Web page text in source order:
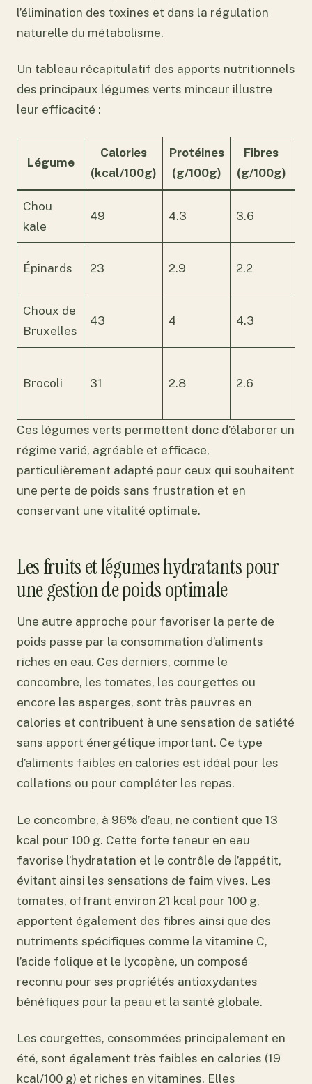
l’élimination des toxines et dans la régulation
naturelle du métabolisme.
Un tableau récapitulatif des apports nutritionnels
des principaux légumes verts minceur illustre
leur efficacité :
Légume
Calories
(kcal/100g)
Protéines
(g/100g)
Fibres
(g/100g)
Chou
kale
49 4.3 3.6
Épinards 23 2.9 2.2
Choux de
Bruxelles
43 4 4.3
Brocoli 31 2.8 2.6
Ces légumes verts permettent donc d’élaborer un
régime varié, agréable et efficace,
particulièrement adapté pour ceux qui souhaitent
une perte de poids sans frustration et en
conservant une vitalité optimale.
Les fruits et légumes hydratants pour
une gestion de poids optimale
Une autre approche pour favoriser la perte de
poids passe par la consommation d’aliments
riches en eau. Ces derniers, comme le
concombre, les tomates, les courgettes ou
encore les asperges, sont très pauvres en
calories et contribuent à une sensation de satiété
sans apport énergétique important. Ce type
d’aliments faibles en calories est idéal pour les
collations ou pour compléter les repas.
Le concombre, à 96% d’eau, ne contient que 13
kcal pour 100 g. Cette forte teneur en eau
favorise l’hydratation et le contrôle de l’appétit,
évitant ainsi les sensations de faim vives. Les
tomates, offrant environ 21 kcal pour 100 g,
apportent également des fibres ainsi que des
nutriments spécifiques comme la vitamine C,
l’acide folique et le lycopène, un composé
reconnu pour ses propriétés antioxydantes
bénéfiques pour la peau et la santé globale.
Les courgettes, consommées principalement en
été, sont également très faibles en calories (19
kcal/100 g) et riches en vitamines. Elles